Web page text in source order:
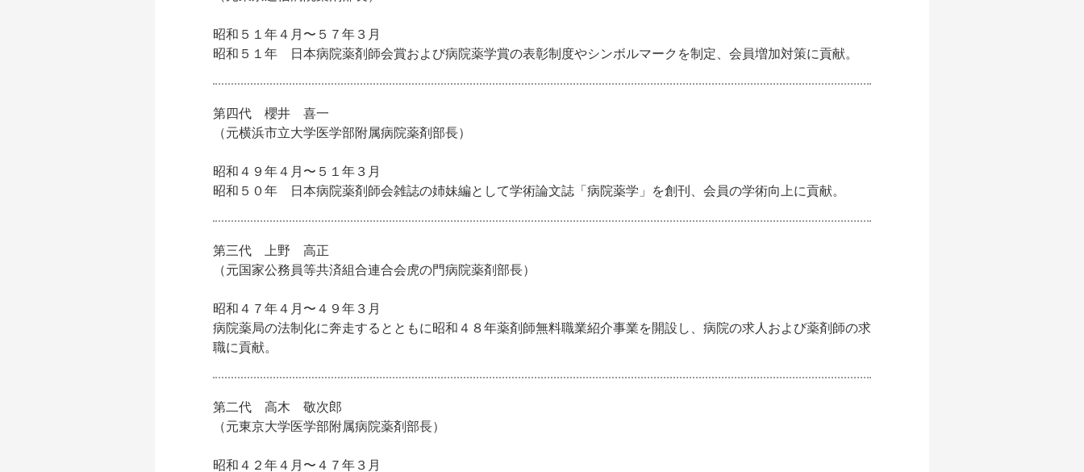
昭和５１年４月〜５７年３月
昭和５１年 日本病院薬剤師会賞および病院薬学賞の表彰制度やシンボルマークを制定、会員増加対策に貢献。
第四代 櫻井 喜一
（元横浜市立大学医学部附属病院薬剤部長）
昭和４９年４月〜５１年３月
昭和５０年 日本病院薬剤師会雑誌の姉妹編として学術論文誌「病院薬学」を創刊、会員の学術向上に貢献。
第三代 上野 高正
（元国家公務員等共済組合連合会虎の門病院薬剤部長）
昭和４７年４月〜４９年３月
病院薬局の法制化に奔走するとともに昭和４８年薬剤師無料職業紹介事業を開設し、病院の求人および薬剤師の求
職に貢献。
第二代 高木 敬次郎
（元東京大学医学部附属病院薬剤部長）
昭和４２年４月〜４７年３月